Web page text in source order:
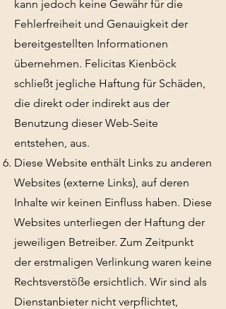
kann jedoch keine Gewähr für die
Fehlerfreiheit und Genauigkeit der
bereitgestellten Informationen
übernehmen. Felicitas Kienböck
schließt jegliche Haftung für Schäden,
die direkt oder indirekt aus der
Benutzung dieser Web-Seite
entstehen, aus.
Diese Website enthält Links zu anderen
Websites (externe Links), auf deren
Inhalte wir keinen Einfluss haben. Diese
Websites unterliegen der Haftung der
jeweiligen Betreiber. Zum Zeitpunkt
der erstmaligen Verlinkung waren keine
Rechtsverstöße ersichtlich. Wir sind als
Dienstanbieter nicht verpflichtet,